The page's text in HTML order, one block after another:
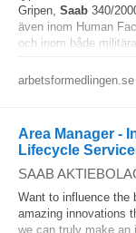
Gripen, Saab 340/
även inom Human
och inom både
arbetsformedlingen.se
Area Manager -
Lifecycle
SAAB
Want to influence the
amazing innovations
we can truly make an